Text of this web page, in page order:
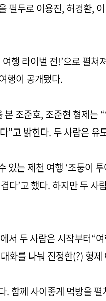
필두로 이용진, 허경환,
행 라이벌 전!’으로 펼쳐
행이 공개됐다.
조준호, 조준현 형제는
”고 밝힌다. 두 사람은 유
있는 제천 여행 ‘조둥이
다’고 했다. 하지만 두 사
서 두 사람은 시작부터“
화를 나눠 진정한(?) 형
. 함께 사이좋게 먹방을